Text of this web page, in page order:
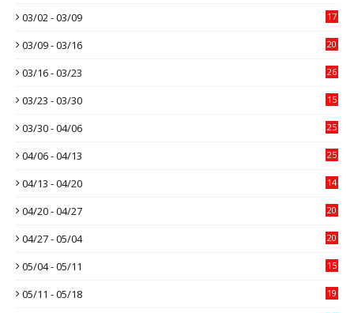
03/02 - 03/09 17
03/09 - 03/16 20
03/16 - 03/23 26
03/23 - 03/30 15
03/30 - 04/06 25
04/06 - 04/13 25
04/13 - 04/20 14
04/20 - 04/27 20
04/27 - 05/04 20
05/04 - 05/11 15
05/11 - 05/18 19